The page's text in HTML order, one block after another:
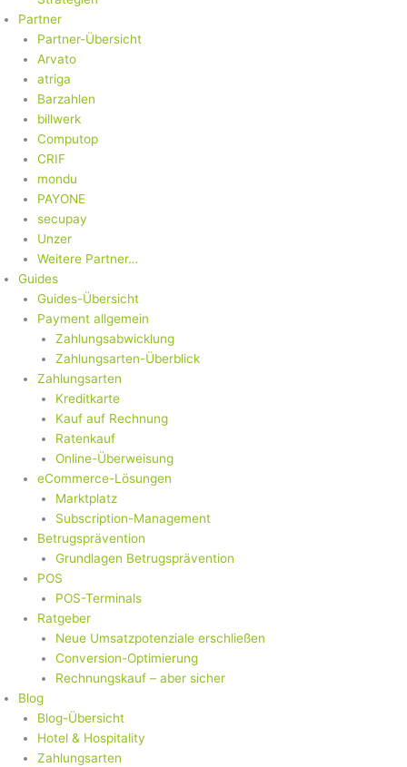
Partner
Partner-Übersicht
Arvato
atriga
Barzahlen
billwerk
Computop
CRIF
mondu
PAYONE
secupay
Unzer
Weitere Partner…
Guides
Guides-Übersicht
Payment allgemein
Zahlungsabwicklung
Zahlungsarten-Überblick
Zahlungsarten
Kreditkarte
Kauf auf Rechnung
Ratenkauf
Online-Überweisung
eCommerce-Lösungen
Marktplatz
Subscription-Management
Betrugsprävention
Grundlagen Betrugsprävention
POS
POS-Terminals
Ratgeber
Neue Umsatzpotenziale erschließen
Conversion-Optimierung
Rechnungskauf – aber sicher
Blog
Blog-Übersicht
Hotel & Hospitality
Zahlungsarten